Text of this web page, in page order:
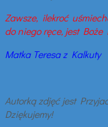
Zawsze, ilekroć
do niego ręce, jest Boże
Matka Teresa z Kalkuty
Autorką zdjęć jest
Dziękujemy!